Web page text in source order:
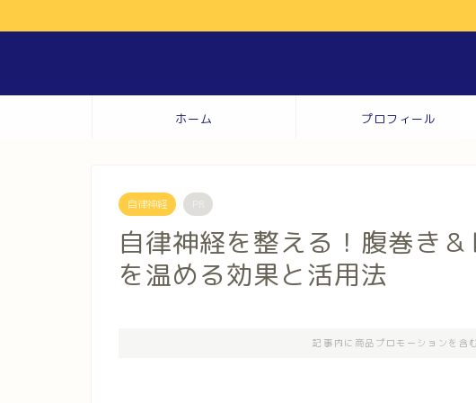
ホーム プロフィール
自律神経 PR
自律神経を整える！腹巻き
を温める効果と活用法
記事内に商品プロモーションを含